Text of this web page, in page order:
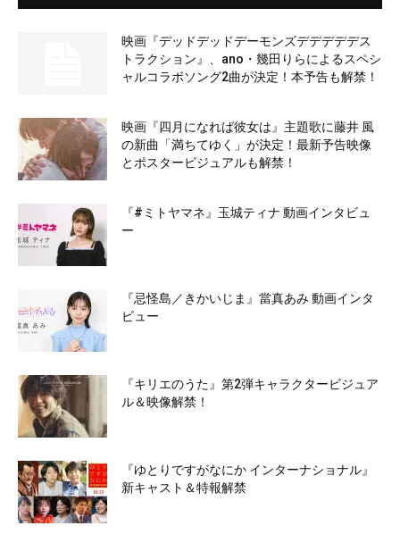
映画『デッドデッドデーモンズデデデデデス
トラクション』、ano・幾田りらによるスペシ
ャルコラボソング2曲が決定！本予告も解禁！
映画『四月になれば彼女は』主題歌に藤井 風
の新曲「満ちてゆく」が決定！最新予告映像
とポスタービジュアルも解禁！
『#ミトヤマネ』玉城ティナ 動画インタビュ
ー
『忌怪島／きかいじま』當真あみ 動画インタ
ビュー
『キリエのうた』第2弾キャラクタービジュア
ル＆映像解禁！
『ゆとりですがなにか インターナショナル』
新キャスト＆特報解禁